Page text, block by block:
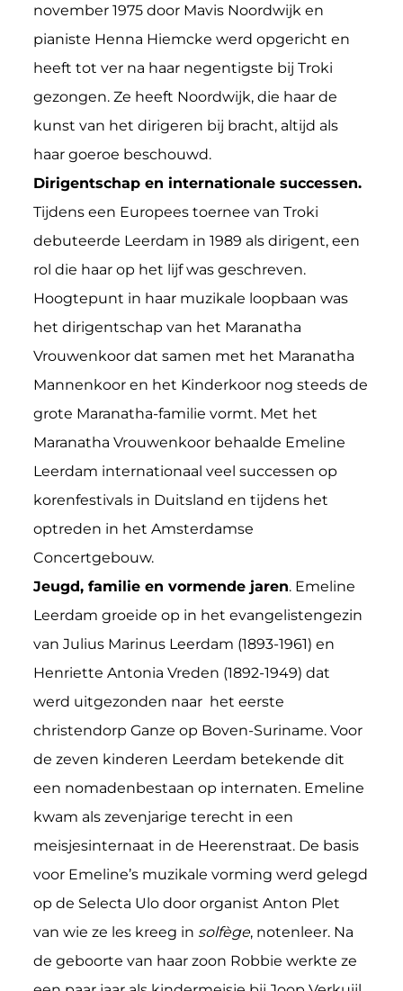
november 1975 door Mavis Noordwijk en
pianiste Henna Hiemcke werd opgericht en
heeft tot ver na haar negentigste bij Troki
gezongen. Ze heeft Noordwijk, die haar de
kunst van het dirigeren bij bracht, altijd als
haar goeroe beschouwd.
Dirigentschap en internationale successen.
Tijdens een Europees toernee van Troki
debuteerde Leerdam in 1989 als dirigent, een
rol die haar op het lijf was geschreven.
Hoogtepunt in haar muzikale loopbaan was
het dirigentschap van het Maranatha
Vrouwenkoor dat samen met het Maranatha
Mannenkoor en het Kinderkoor nog steeds de
grote Maranatha-familie vormt. Met het
Maranatha Vrouwenkoor behaalde Emeline
Leerdam internationaal veel successen op
korenfestivals in Duitsland en tijdens het
optreden in het Amsterdamse
Concertgebouw.
Jeugd, familie en vormende jaren. Emeline
Leerdam groeide op in het evangelistengezin
van Julius Marinus Leerdam (1893-1961) en
Henriette Antonia Vreden (1892-1949) dat
werd uitgezonden naar het eerste
christendorp Ganze op Boven-Suriname. Voor
de zeven kinderen Leerdam betekende dit
een nomadenbestaan op internaten. Emeline
kwam als zevenjarige terecht in een
meisjesinternaat in de Heerenstraat. De basis
voor Emeline’s muzikale vorming werd gelegd
op de Selecta Ulo door organist Anton Plet
van wie ze les kreeg in solfège, notenleer. Na
de geboorte van haar zoon Robbie werkte ze